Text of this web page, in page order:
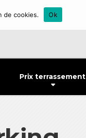
Prix terrassement
de cookies. Ok